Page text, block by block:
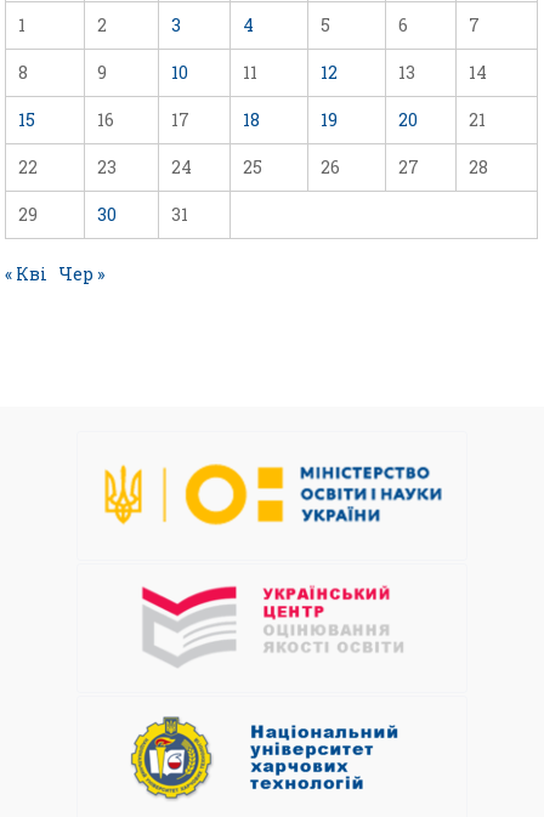
1 2 3 4 5 6 7
8 9 10 11 12 13 14
15 16 17 18 19 20 21
22 23 24 25 26 27 28
29 30 31
« Кві Чер »